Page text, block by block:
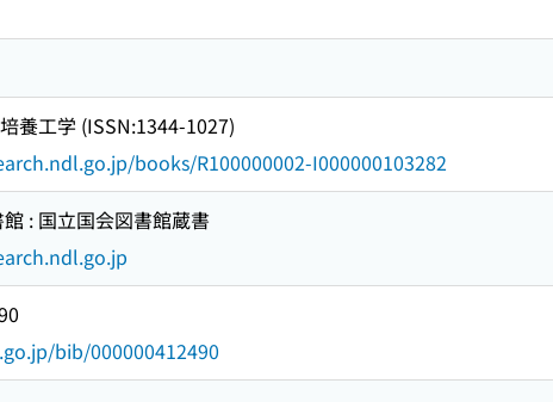
養工学 (ISSN:1344-1027)
books/R100000002-I000000103282
: 国立国会図書館蔵書
bib/000000412490